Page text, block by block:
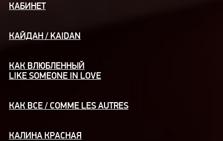
КАБИНЕТ
КАЙДАН / KAIDAN
КАК ВЛЮБЛЕННЫЙ
LIKE SOMEONE IN LOVE
КАК ВСЕ / COMME LES AUTRES
КАЛИНА КРАСНАЯ